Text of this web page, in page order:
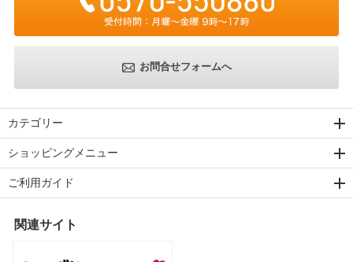
お問合せフォームへ
カテゴリー
ショッピングメニュー
ご利用ガイド
関連サイト